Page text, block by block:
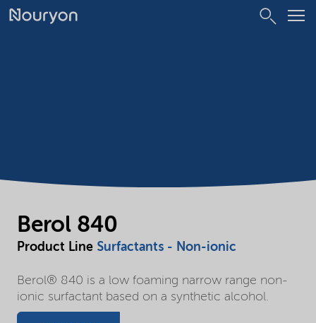
Berol 840
Product Line Surfactants - Non-ionic
Berol® 840 is a low foaming narrow range non-
ionic surfactant based on a synthetic alcohol.